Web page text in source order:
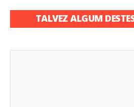
TALVEZ ALGUM